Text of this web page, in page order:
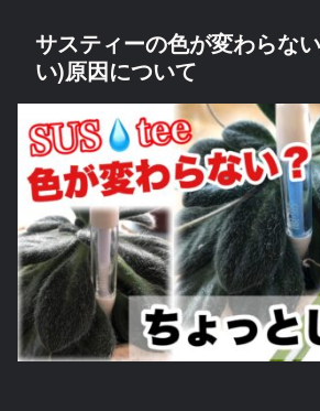
サスティーの色が変わらな
い)原因について